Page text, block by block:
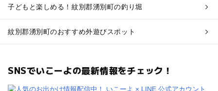
子どもと楽しめる！紋別郡湧別町の釣り堀
紋別郡湧別町のおすすめ外遊びスポット
SNSでいこーよの最新情報をチェック！